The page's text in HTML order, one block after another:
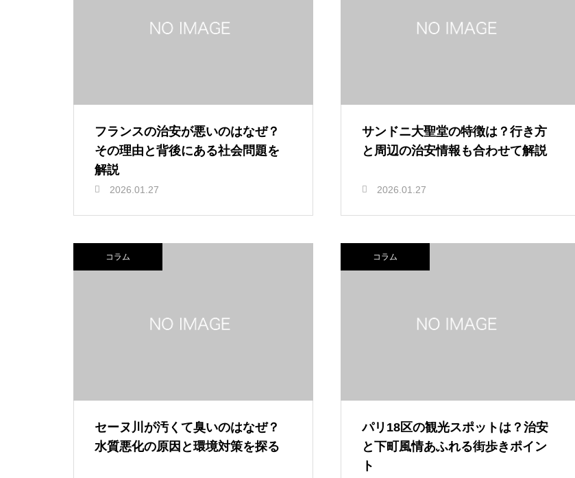
フランスの治安が悪いのはなぜ？
その理由と背後にある社会問題を
解説
2026.01.27
サンドニ大聖堂の特徴は？行き方
と周辺の治安情報も合わせて解説
2026.01.27
コラム
セーヌ川が汚くて臭いのはなぜ？
水質悪化の原因と環境対策を探る
コラム
パリ18区の観光スポットは？治安
と下町風情あふれる街歩きポイン
ト